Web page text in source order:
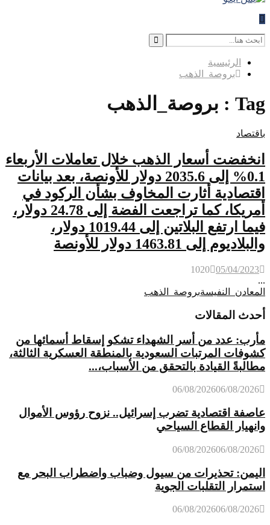
Search
for:
Search
الرئيسية
بروصة_الذهب
Tag : بروصة_الذهب
باقتصاد
انخفضت أسعار الذهب خلال تعاملات الأربعاء
0.1% إلى 2035.6 دولار للأونصة، بعد بيانات
اقتصادية أثارت المخاوف بشأن الركود في
أمريكا، كما تراجعت الفضة إلى 24.78 دولار،
فيما ارتفع البلاتين إلى 1019.44 دولار،
والبلاديوم إلى 1463.81 دولار للأونصة
05/04/2023
1020
...
المعادن_النفيسةبروصة_الذهب
أحدث المقالات
مأرب: عدد من أسر الشهداء تشكو إسقاط أسمائها من
كشوفات المرتبات السعودية بالمنطقة العسكرية الثالثة،
مطالبةً القيادة بالتحقق من الأسباب،...
06/08/202606/08/2026
عاصفة اقتصادية تضرب إسرائيل.. نزوح رؤوس الأموال
وانهيار القطاع السياحي
06/08/202606/08/2026
اليمن: تحذيرات من سيول وضباب واضطراب البحر مع
استمرار التقلبات الجوية
06/08/202606/08/2026